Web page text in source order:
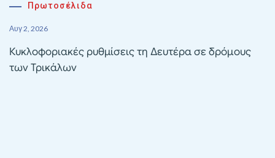
Πρωτοσέλιδα
Αυγ 2, 2026
Κυκλοφοριακές ρυθμίσεις τη Δευτέρα σε δρόμους
των Τρικάλων